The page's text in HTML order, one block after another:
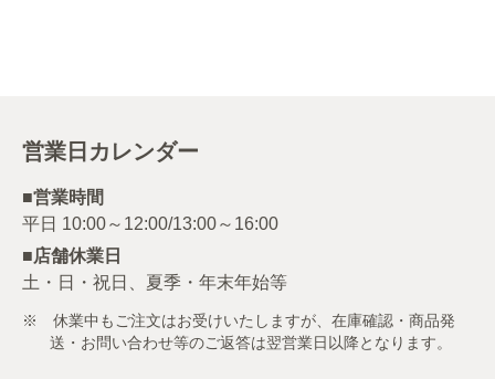
営業日カレンダー
■営業時間
■店舗休業日
土・日・祝日、夏季・年末年始等
※ 休業中もご注文はお受けいたしますが、在庫確認・商品発
送・お問い合わせ等のご返答は翌営業日以降となります。